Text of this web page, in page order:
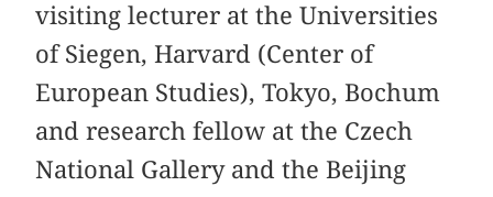
visiting lecturer at the Universities
of Siegen, Harvard (Center of
European Studies), Tokyo, Bochum
and research fellow at the Czech
National Gallery and the Beijing